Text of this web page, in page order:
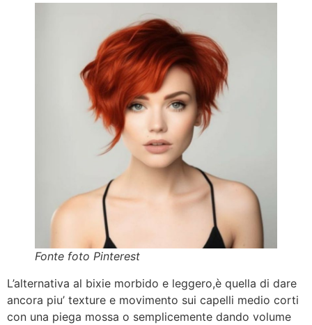
Fonte foto Pinterest
L’alternativa al bixie morbido e leggero,è quella di dare
ancora piu’ texture e movimento sui capelli medio corti
con una piega mossa o semplicemente dando volume